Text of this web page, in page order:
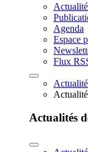
Agenda
Espace
Flux
Actualités